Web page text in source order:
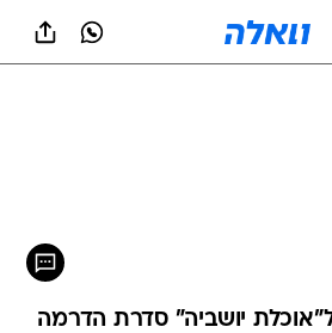
יושביה" סדרת הדרמה